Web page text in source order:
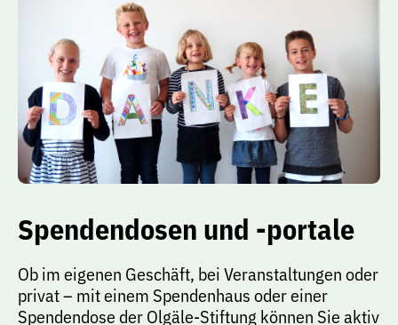
Spendendosen und -portale
Ob im eigenen Geschäft, bei Veranstaltungen oder
privat – mit einem Spendenhaus oder einer
Spendendose der Olgäle-Stiftung können Sie aktiv